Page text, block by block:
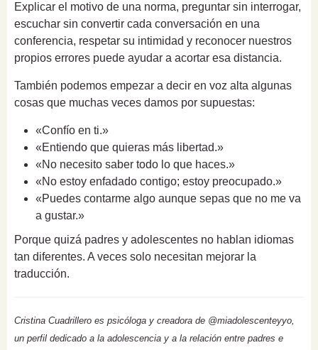
Explicar el motivo de una norma, preguntar sin interrogar,
escuchar sin convertir cada conversación en una
conferencia, respetar su intimidad y reconocer nuestros
propios errores puede ayudar a acortar esa distancia.
También podemos empezar a decir en voz alta algunas
cosas que muchas veces damos por supuestas:
«Confío en ti.»
«Entiendo que quieras más libertad.»
«No necesito saber todo lo que haces.»
«No estoy enfadado contigo; estoy preocupado.»
«Puedes contarme algo aunque sepas que no me va
a gustar.»
Porque quizá padres y adolescentes no hablan idiomas
tan diferentes. A veces solo necesitan mejorar la
traducción.
Cristina Cuadrillero es psicóloga y creadora de @miadolescenteyyo,
un perfil dedicado a la adolescencia y a la relación entre padres e